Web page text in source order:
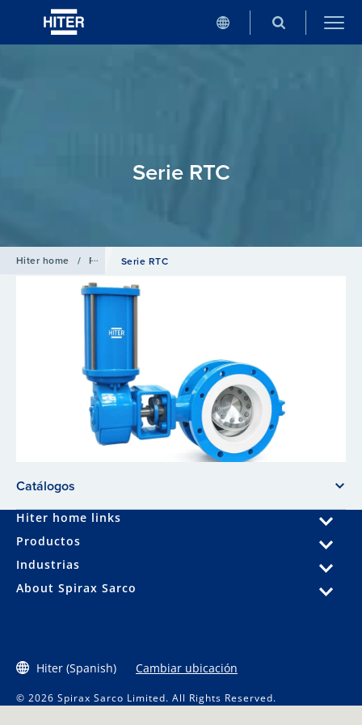
Serie RTC
Hiter home / Productos / Válvulas rotativas
Serie RTC
Catálogos
Hiter home links
Productos
Industrias
About Spirax Sarco
Hiter (Spanish) Cambiar ubicación
© 2026 Spirax Sarco Limited. All Rights Reserved.